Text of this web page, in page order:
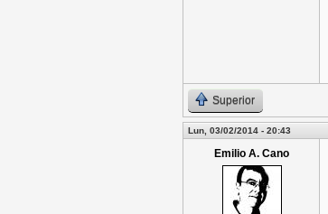
Superior
Lun, 03/02/2014 - 20:43
Emilio A. Cano